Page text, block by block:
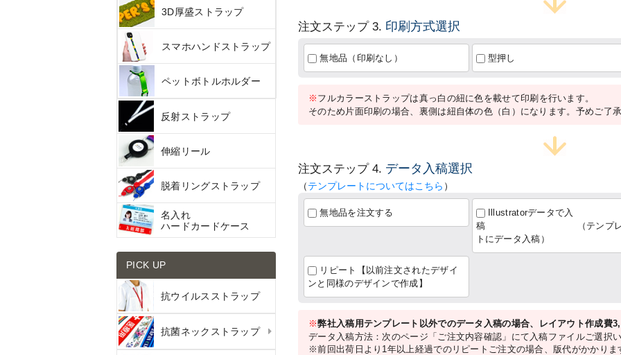
3D厚盛ストラップ
スマホハンドストラップ
ペットボトルホルダー
反射ストラップ
伸縮リール
脱着リングストラップ
名入れ
ハードカードケース
PICK UP
抗ウイルスストラップ
抗菌ネックストラップ
注文ステップ 3. 印刷方式選択
無地品（印刷なし） 型押し
※ フルカラーストラップは真っ白の紐に色を載せて印刷を行います。
そのため片面印刷の場合、裏側は紐自体の色（白）になります。予めご了
注文ステップ 4. データ入稿選択
（テンプレートについてはこちら ）
無地品を注文する
Illustratorデータで入
稿 （テンプレ
トにデータ入稿）
リピート【以前注文されたデザイ
ンと同様のデザインで作成】
※弊社入稿用テンプレート以外でのデータ入稿の場合、レイアウト作成費
データ入稿方法：次のページ「ご注文内容確認」にて入稿ファイルご選択
※前回出荷日より1年以上経過でのリピートご注文の場合、版代がかかり